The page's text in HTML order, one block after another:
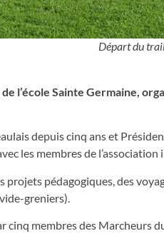
Départ du
de l’école Sainte Germaine,
depuis cinq ans et
les membres de
pédagogiques, des
greniers).
cinq membres des Marcheurs